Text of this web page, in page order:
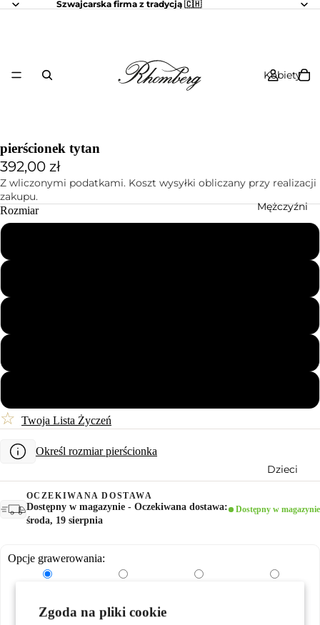
Zgoda na pliki cookie
Szwajcarska firma z tradycją 🇨🇭
Kobiety
Mężczyźni
Dzieci
pierścionek tytan
392,00 zł
Z wliczonymi podatkami. Koszt wysyłki obliczany przy realizacji
zakupu.
Rozmiar
☆ Twoja Lista Życzeń
Określ rozmiar pierścionka
OCZEKIWANA DOSTAWA
Dostępny w magazynie - Oczekiwana dostawa:
środa, 19 sierpnia
Dostępny w magazynie
Opcje grawerowania: